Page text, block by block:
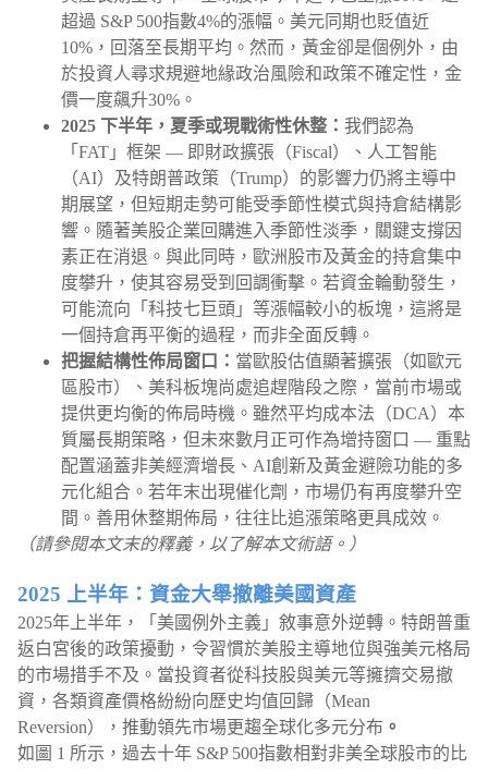
超過 S&P 500指數4%的漲幅。美元同期也貶值近
10%，回落至長期平均。然而，黃金卻是個例外，由
於投資人尋求規避地緣政治風險和政策不確定性，金
價一度飆升30%。
2025 下半年，夏季或現戰術性休整： 我們認為
「FAT」框架 — 即財政擴張（Fiscal）、人工智能
（AI）及特朗普政策（Trump）的影響力仍將主導中
期展望，但短期走勢可能受季節性模式與持倉結構影
響。隨著美股企業回購進入季節性淡季，關鍵支撐因
素正在消退。與此同時，歐洲股市及黃金的持倉集中
度攀升，使其容易受到回調衝擊。若資金輪動發生，
可能流向「科技七巨頭」等漲幅較小的板塊，這將是
一個持倉再平衡的過程，而非全面反轉。
把握結構性佈局窗口： 當歐股估值顯著擴張（如歐元
區股市）、美科板塊尚處追趕階段之際，當前市場或
提供更均衡的佈局時機。雖然平均成本法（DCA）本
質屬長期策略，但未來數月正可作為增持窗口 — 重點
配置涵蓋非美經濟增長、AI創新及黃金避險功能的多
元化組合。若年末出現催化劑，市場仍有再度攀升空
間。善用休整期佈局，往往比追漲策略更具成效。
（請參閱本文末的釋義，以了解本文術語。）
2025 上半年：資金大舉撤離美國資產
2025年上半年，「美國例外主義」敘事意外逆轉。特朗普重
返白宮後的政策擾動，令習慣於美股主導地位與強美元格局
的市場措手不及。當投資者從科技股與美元等擁擠交易撤
資，各類資產價格紛紛向歷史均值回歸（Mean
Reversion），推動領先市場更趨全球化多元分布 。
如圖 1 所示，過去十年 S&P 500指數相對非美全球股市的比